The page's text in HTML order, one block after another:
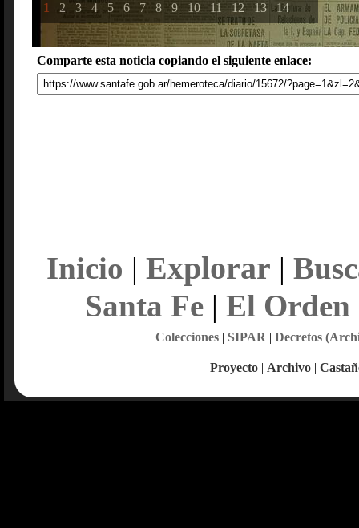
1 2 3 4 5 6 7 8 9 10 11 12 13 14
Comparte esta noticia copiando el siguiente enlace:
Inicio | Explorar |
Santa Fe| El Orden
Colecciones| SIPAR | Decretos
Proyecto | Archivo |